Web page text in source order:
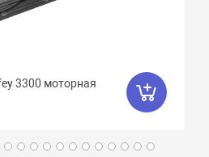
3300 моторная